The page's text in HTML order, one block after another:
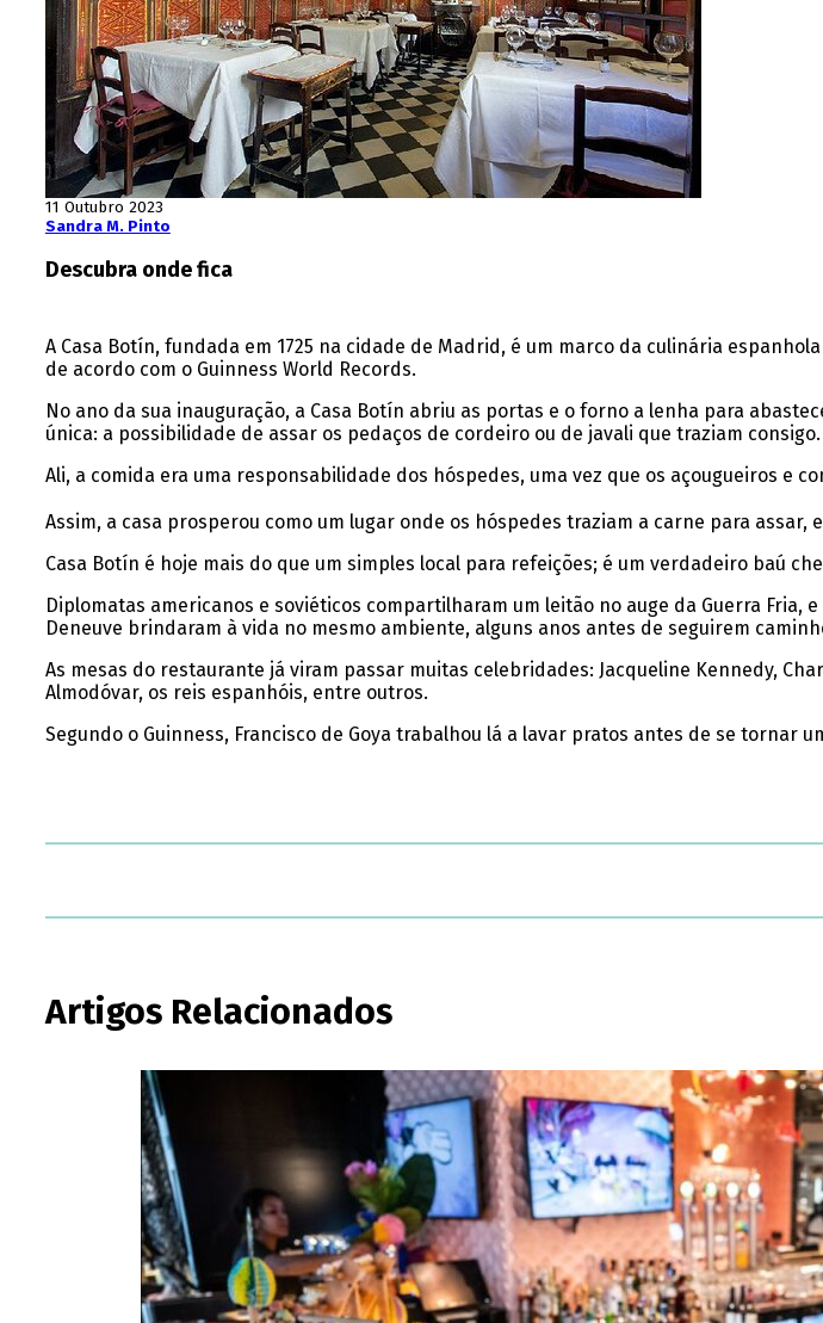
11 Outubro 2023
Sandra M. Pinto
Descubra onde fica
A Casa Botín, fundada em 1725 na cidade de Madrid, é um marco da culinária
de acordo com o Guinness World Records.
No ano da sua inauguração, a Casa Botín abriu as portas e o forno a lenha para
única: a possibilidade de assar os pedaços de cordeiro ou de javali que traziam consigo.
Ali, a comida era uma responsabilidade dos hóspedes, uma vez que os açougueiros e
Assim, a casa prosperou como um lugar onde os hóspedes traziam a carne para
Casa Botín é hoje mais do que um simples local para refeições; é um verdadeiro baú
Diplomatas americanos e soviéticos compartilharam um leitão no auge da Guerra Fria,
Deneuve brindaram à vida no mesmo ambiente, alguns anos antes de seguirem
As mesas do restaurante já viram passar muitas celebridades: Jacqueline Kennedy,
Almodóvar, os reis espanhóis, entre outros.
Segundo o Guinness, Francisco de Goya trabalhou lá a lavar pratos antes de se tornar
Artigos Relacionados